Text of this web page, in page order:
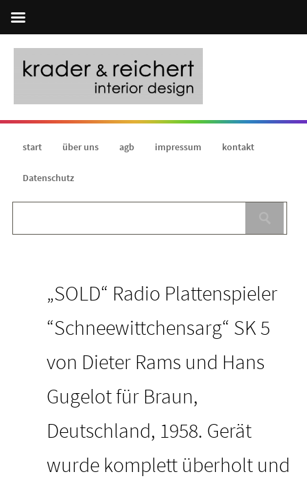
start über uns agb impressum kontakt
Datenschutz
„SOLD“ Radio Plattenspieler
“Schneewittchensarg“ SK 5
von Dieter Rams und Hans
Gugelot für Braun,
Deutschland, 1958. Gerät
wurde komplett überholt und